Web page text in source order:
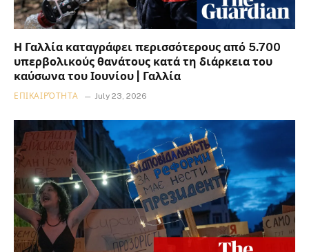
Η Γαλλία καταγράφει περισσότερους από 5.700
υπερβολικούς θανάτους κατά τη διάρκεια του
καύσωνα του Ιουνίου | Γαλλία
ΕΠΙΚΑΙΡΌΤΗΤΑ July 23, 2026